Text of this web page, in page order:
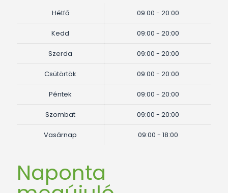
Hétfő 09:00 - 20:00
Kedd 09:00 - 20:00
Szerda 09:00 - 20:00
Csütörtök 09:00 - 20:00
Péntek 09:00 - 20:00
Szombat 09:00 - 20:00
Vasárnap 09:00 - 18:00
Naponta